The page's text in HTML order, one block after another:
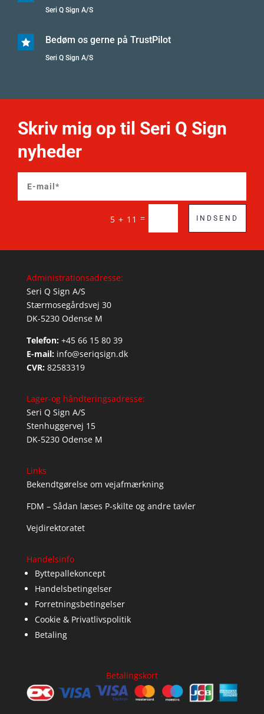
Seri Q Sign A/S
 Bedøm os gerne på TrustPilot
Seri Q Sign A/S
Skriv mig op til Seri Q Sign
nyheder
5 + 11 = INDSEND
Administrationsadresse:
Seri Q Sign A/S
Stærmosegårdsvej 30
DK-5230 Odense M
Telefon: +45 66 15 80 39
E-mail: info@seriqsign.dk
CVR: 82583319
Lager-og håndteringsadresse:
Seri Q Sign A/S
Stenhuggervej 15
DK-5230 Odense M
Links
Bekendtgørelse om vejafmærkning
FDM – Sådan læses P-skilte og andre tavler
Vejdirektoratet
Handelsinfo
Byttepallekoncept
Handelsbetingelser
Forretningsbetingelser
Cookie & Privatlivspolitik
Betaling
Betalingskort